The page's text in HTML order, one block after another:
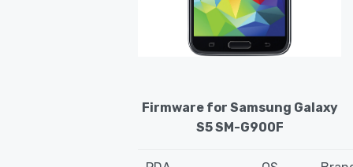
Firmware for Samsung Galaxy
S5 SM-G900F